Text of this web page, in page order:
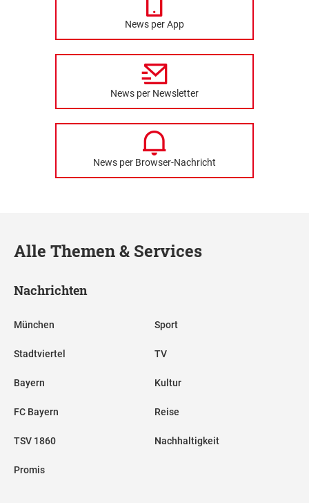
News per App
News per Newsletter
News per Browser-Nachricht
Alle Themen & Services
Nachrichten
München
Stadtviertel
Bayern
FC Bayern
TSV 1860
Promis
Sport
TV
Kultur
Reise
Nachhaltigkeit